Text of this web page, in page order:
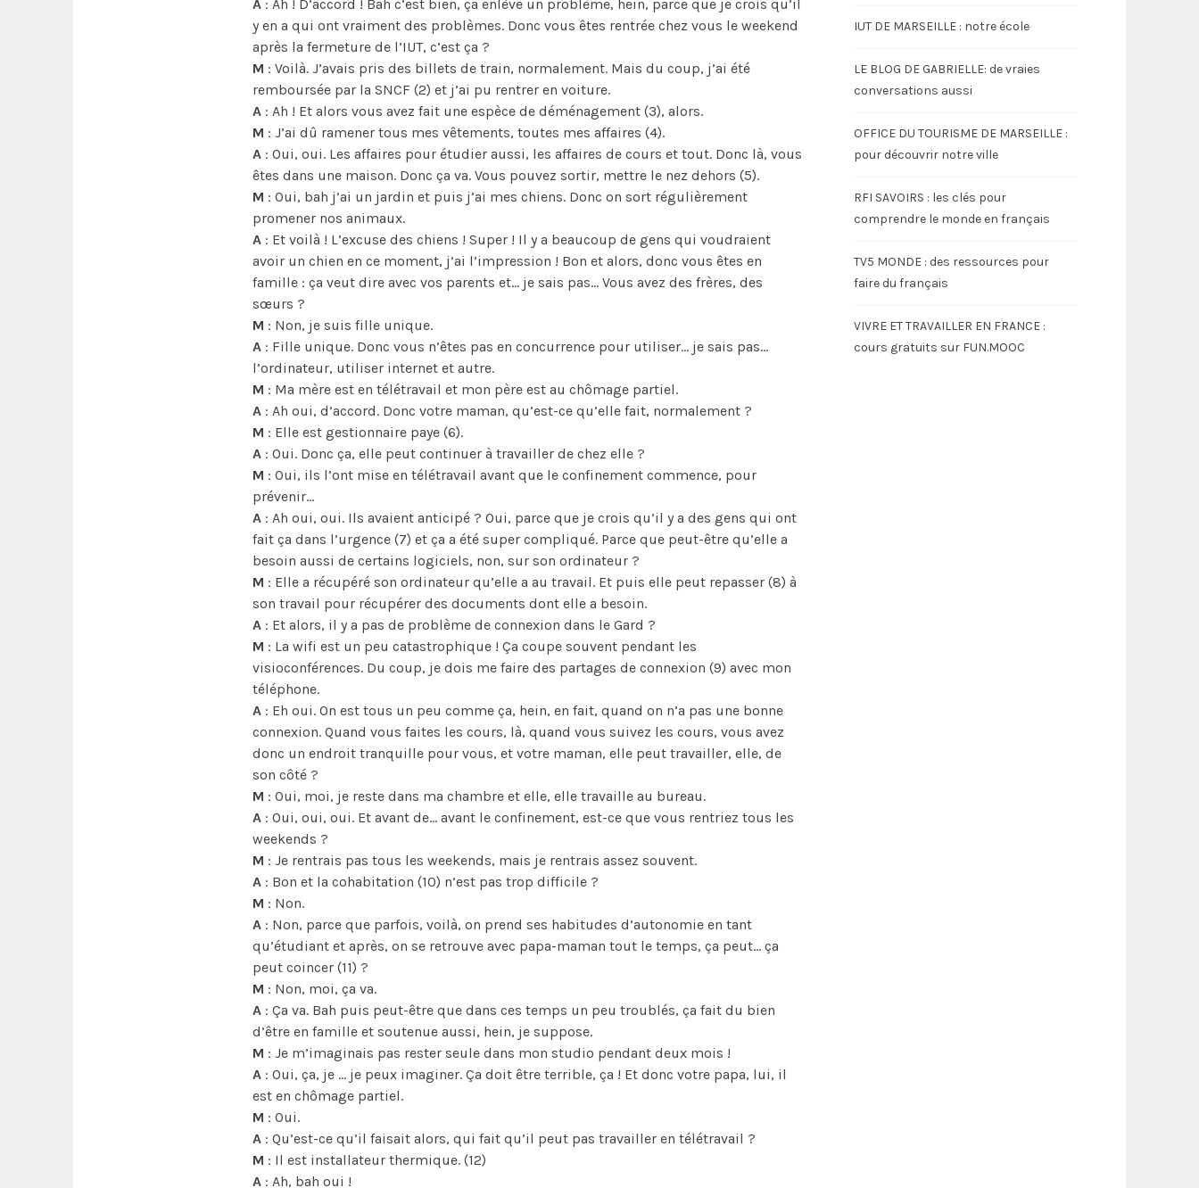
A : Ah ! D’accord ! Bah c’est bien, ça enlève un problème, hein, parce que je crois qu’il
y en a qui ont vraiment des problèmes. Donc vous êtes rentrée chez vous le weekend
après la fermeture de l’IUT, c’est ça ?
M : Voilà. J’avais pris des billets de train, normalement. Mais du coup, j’ai été
remboursée par la SNCF (2) et j’ai pu rentrer en voiture.
A : Ah ! Et alors vous avez fait une espèce de déménagement (3), alors.
M : J’ai dû ramener tous mes vêtements, toutes mes affaires (4).
A : Oui, oui. Les affaires pour étudier aussi, les affaires de cours et tout. Donc là, vous
êtes dans une maison. Donc ça va. Vous pouvez sortir, mettre le nez dehors (5).
M : Oui, bah j’ai un jardin et puis j’ai mes chiens. Donc on sort régulièrement
promener nos animaux.
A : Et voilà ! L’excuse des chiens ! Super ! Il y a beaucoup de gens qui voudraient
avoir un chien en ce moment, j’ai l’impression ! Bon et alors, donc vous êtes en
famille : ça veut dire avec vos parents et… je sais pas… Vous avez des frères, des
sœurs ?
M : Non, je suis fille unique.
A : Fille unique. Donc vous n’êtes pas en concurrence pour utiliser… je sais pas…
l’ordinateur, utiliser internet et autre.
M : Ma mère est en télétravail et mon père est au chômage partiel.
A : Ah oui, d’accord. Donc votre maman, qu’est-ce qu’elle fait, normalement ?
M : Elle est gestionnaire paye (6).
A : Oui. Donc ça, elle peut continuer à travailler de chez elle ?
M : Oui, ils l’ont mise en télétravail avant que le confinement commence, pour
prévenir…
A : Ah oui, oui. Ils avaient anticipé ? Oui, parce que je crois qu’il y a des gens qui ont
fait ça dans l’urgence (7) et ça a été super compliqué. Parce que peut-être qu’elle a
besoin aussi de certains logiciels, non, sur son ordinateur ?
M : Elle a récupéré son ordinateur qu’elle a au travail. Et puis elle peut repasser (8) à
son travail pour récupérer des documents dont elle a besoin.
A : Et alors, il y a pas de problème de connexion dans le Gard ?
M : La wifi est un peu catastrophique ! Ça coupe souvent pendant les
visioconférences. Du coup, je dois me faire des partages de connexion (9) avec mon
téléphone.
A : Eh oui. On est tous un peu comme ça, hein, en fait, quand on n’a pas une bonne
connexion. Quand vous faites les cours, là, quand vous suivez les cours, vous avez
donc un endroit tranquille pour vous, et votre maman, elle peut travailler, elle, de
son côté ?
M : Oui, moi, je reste dans ma chambre et elle, elle travaille au bureau.
A : Oui, oui, oui. Et avant de… avant le confinement, est-ce que vous rentriez tous les
weekends ?
M : Je rentrais pas tous les weekends, mais je rentrais assez souvent.
A : Bon et la cohabitation (10) n’est pas trop difficile ?
M : Non.
A : Non, parce que parfois, voilà, on prend ses habitudes d’autonomie en tant
qu’étudiant et après, on se retrouve avec papa-maman tout le temps, ça peut… ça
peut coincer (11) ?
M : Non, moi, ça va.
A : Ça va. Bah puis peut-être que dans ces temps un peu troublés, ça fait du bien
d’être en famille et soutenue aussi, hein, je suppose.
M : Je m’imaginais pas rester seule dans mon studio pendant deux mois !
A : Oui, ça, je … je peux imaginer. Ça doit être terrible, ça ! Et donc votre papa, lui, il
est en chômage partiel.
M : Oui.
A : Qu’est-ce qu’il faisait alors, qui fait qu’il peut pas travailler en télétravail ?
M : Il est installateur thermique. (12)
A : Ah, bah oui !
IUT DE MARSEILLE : notre école
LE BLOG DE GABRIELLE: de vraies
conversations aussi
OFFICE DU TOURISME DE MARSEILLE :
pour découvrir notre ville
RFI SAVOIRS : les clés pour
comprendre le monde en français
TV5 MONDE : des ressources pour
faire du français
VIVRE ET TRAVAILLER EN FRANCE :
cours gratuits sur FUN.MOOC